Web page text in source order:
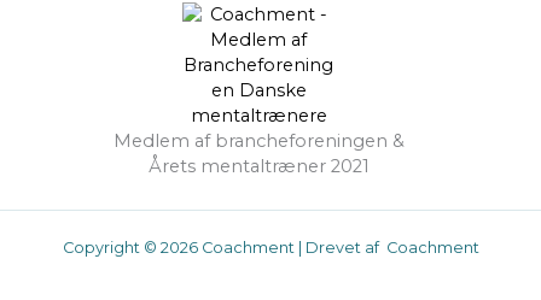
Medlem af brancheforeningen &
Årets mentaltræner 2021
Copyright © 2026 Coachment | Drevet af Coachment